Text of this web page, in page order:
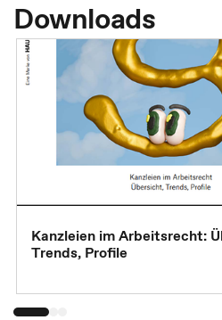
Downloads
Kanzleien im Arbeitsrecht:
Trends, Profile